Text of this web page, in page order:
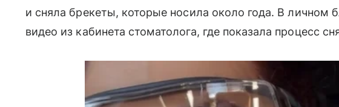
и сняла брекеты, которые носила около года. В личном
видео из кабинета стоматолога, где показала процесс